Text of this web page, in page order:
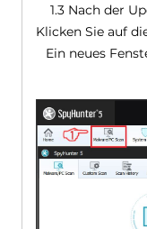
1.3 Nach der
Klicken Sie auf
Ein neues